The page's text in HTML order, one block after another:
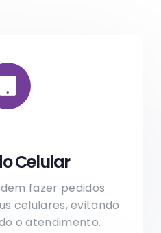
Celular
fazer pedidos
celulares, evitando
o atendimento.